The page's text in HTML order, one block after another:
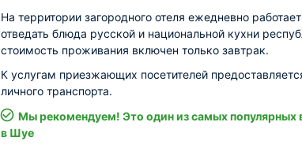
На территории загородного отеля ежедневно
отведать блюда русской и национальной кухни
стоимость проживания включен только завтрак.
К услугам приезжающих посетителей
личного транспорта.
Мы рекомендуем! Это один из самых популярных
в Шуе